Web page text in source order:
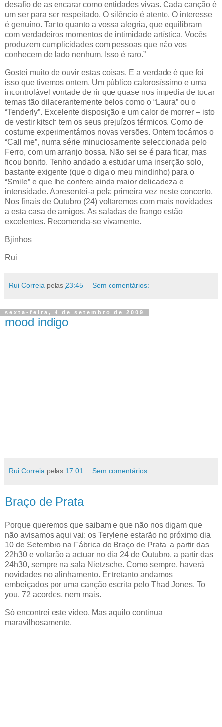
desafio de as encarar como entidades vivas. Cada canção é
um ser para ser respeitado. O silêncio é atento. O interesse
é genuíno. Tanto quanto a vossa alegria, que equilibram
com verdadeiros momentos de intimidade artística. Vocês
produzem cumplicidades com pessoas que não vos
conhecem de lado nenhum. Isso é raro.”
Gostei muito de ouvir estas coisas. E a verdade é que foi
isso que tivemos ontem. Um público calorosíssimo e uma
incontrolável vontade de rir que quase nos impedia de tocar
temas tão dilacerantemente belos como o “Laura” ou o
“Tenderly”. Excelente disposição e um calor de morrer – isto
de vestir kitsch tem os seus prejuízos térmicos. Como de
costume experimentámos novas versões. Ontem tocámos o
“Call me”, numa série minuciosamente seleccionada pelo
Ferro, com um arranjo bossa. Não sei se é para ficar, mas
ficou bonito. Tenho andado a estudar uma inserção solo,
bastante exigente (que o diga o meu mindinho) para o
“Smile” e que lhe confere ainda maior delicadeza e
intensidade. Apresentei-a pela primeira vez neste concerto.
Nos finais de Outubro (24) voltaremos com mais novidades
a esta casa de amigos. As saladas de frango estão
excelentes. Recomenda-se vivamente.
Bjinhos
Rui
Rui Correia pelas 23:45 Sem comentários:
sexta-feira, 4 de setembro de 2009
mood indigo
Rui Correia pelas 17:01 Sem comentários:
Braço de Prata
Porque queremos que saibam e que não nos digam que
não avisamos aqui vai: os Terylene estarão no próximo dia
10 de Setembro na Fábrica do Braço de Prata, a partir das
22h30 e voltarão a actuar no dia 24 de Outubro, a partir das
24h30, sempre na sala Nietzsche. Como sempre, haverá
novidades no alinhamento. Entretanto andamos
embeiçados por uma canção escrita pelo Thad Jones. To
you. 72 acordes, nem mais.
Só encontrei este vídeo. Mas aquilo continua
maravilhosamente.